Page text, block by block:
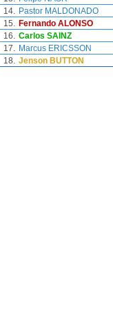
14. Pastor MALDONADO
15. Fernando ALONSO
16. Carlos SAINZ
17. Marcus ERICSSON
18. Jenson BUTTON